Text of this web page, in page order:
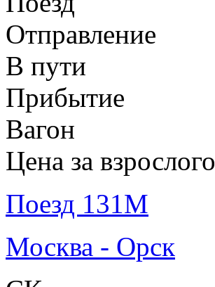
Отправление
В пути
Прибытие
Вагон
Цена за взрослого
Поезд 131М
Москва - Орск